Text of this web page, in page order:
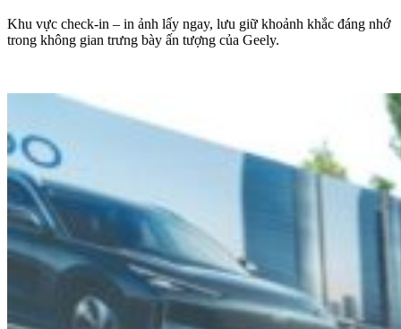
Khu vực check-in – in ảnh lấy ngay, lưu giữ khoảnh khắc đáng nhớ
trong không gian trưng bày ấn tượng của Geely.